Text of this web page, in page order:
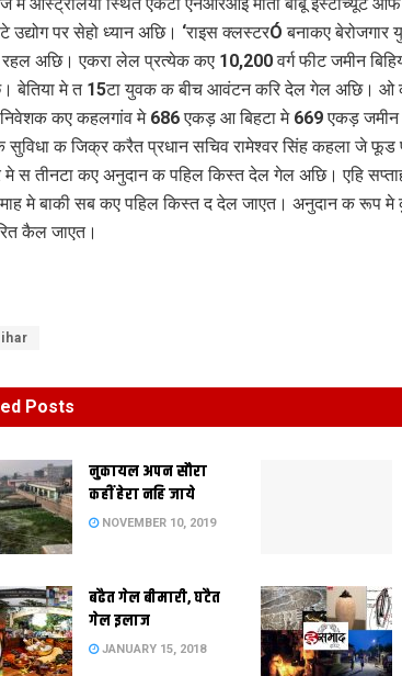
उद्योग पर सेहो ध्यान अछि। ‘राइस क्लस्टरÓ बनाकए बेरोजगार
अछि। एकरा लेल प्रत्येक कए 10,200 वर्ग फीट जमीन
बेतिया मे त 15टा युवक क बीच आवंटन करि देल गेल अछि।
कए कहलगांव मे 686 एकड़ आ बिहटा मे 669 एकड़ जमीन
क जिक्र करैत प्रधान सचिव रामेश्वर सिंह कहला जे फूड
मे स तीनटा कए अनुदान क पहिल किस्त देल गेल अछि। एहि
माह मे बाकी सब कए पहिल किस्त द देल जाएत। अनुदान क रूप
कैल जाएत।
Posts
नुकायल अपन सौरा
कहीं हेरा नहि जाये
NOVEMBER 10, 2019
बढैत गेल बीमारी, घटैत
गेल इलाज
JANUARY 15, 2018